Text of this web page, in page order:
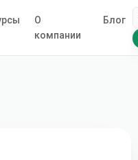
О
компании
Блог